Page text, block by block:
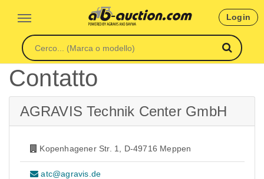
Login
Contatto
AGRAVIS Technik Center GmbH
Kopenhagener Str. 1, D-49716 Meppen
atc@agravis.de